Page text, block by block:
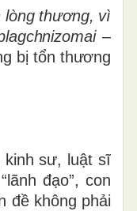
lòng thương, vì
–
bị tổn thương
kinh sư, luật sĩ
đạo”, con
đề không phải